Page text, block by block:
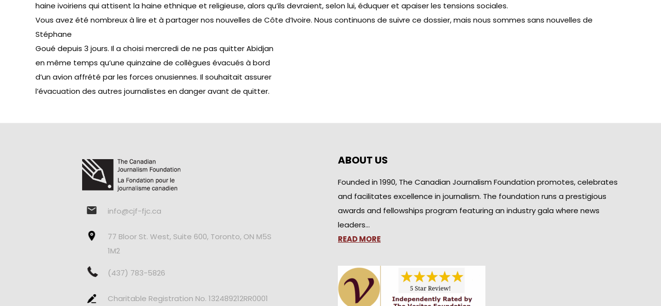
haine ivoiriens qui attisent la haine ethnique et religieuse, alors qu’ils devraient, selon lui, éduquer et apaiser les tensions sociales.
Vous avez été nombreux à lire et à partager nos nouvelles de Côte d’Ivoire. Nous continuons de suivre ce dossier, mais nous sommes sans nouvelles de
Stéphane
Goué depuis 3 jours. Il a choisi mercredi de ne pas quitter Abidjan
en même temps qu’une quinzaine de collègues évacués à bord
d’un avion affrété par les forces onusiennes. Il souhaitait assurer
l’évacuation des autres journalistes en danger avant de quitter.
info@cjf-fjc.ca
77 Bloor St. West, Suite 600, Toronto, ON M5S
1M2
(437) 783-5826
Charitable Registration No. 132489212RR0001
ABOUT US
Founded in 1990, The Canadian Journalism Foundation promotes, celebrates
and facilitates excellence in journalism. The foundation runs a prestigious
awards and fellowships program featuring an industry gala where news
leaders…
READ MORE